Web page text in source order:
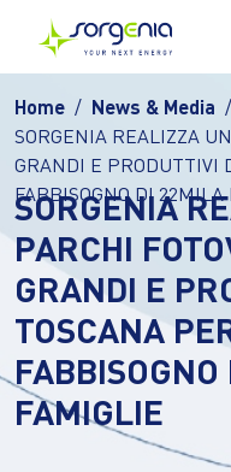
Vai al contenuto
Home News & Media
SORGENIA REALIZZA
GRANDI E PRODUTTIVI
FABBISOGNO DI 22MILA
SORGENIA
PARCHI
GRANDI E
TOSCANA
FAMIGLIE